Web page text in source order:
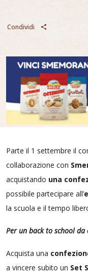
Condividi
Parte il 1 settembre il
collaborazione con
acquistando una
possibile partecipare all’
la scuola e il tempo
Per un back to school da
Acquista una
a vincere subito un Set